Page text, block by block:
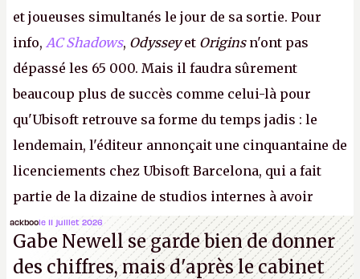
et joueuses simultanés le jour de sa sortie. Pour
info, AC Shadows, Odysseyet Originsn'ont pas
dépassé les 65 000. Mais il faudra sûrement
beaucoup plus de succès comme celui-là pour
qu'Ubisoft retrouve sa forme du temps jadis : le
lendemain, l'éditeur annonçait une cinquantaine de
licenciements chez Ubisoft Barcelona, qui a fait
partie de la dizaine de studios internes à avoir
travaillé sur cetAssassin's Creedsous la direction
d'Ubisoft Singapour.A.
ackboole 11 juillet 2026
Gabe Newell se garde bien de donner
des chiffres, mais d'après le cabinet